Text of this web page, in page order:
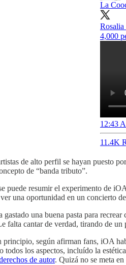
La
4,000
12:43
11.4K
de alto perfil se hayan puesto
de “banda tributo”.
puede resumir el experimento de
una oportunidad en un concierto
gastado una buena pasta para
falta cantar de verdad, tirando de un
principio, según afirman fans, iOA
todos los aspectos, incluído la
de autor. Quizá no se meta